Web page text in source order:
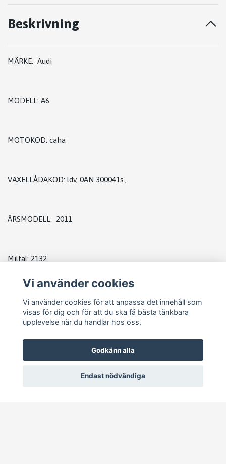
Beskrivning
MÄRKE: Audi
MODELL: A6
MOTOKOD: caha
VÄXELLÅDAKOD: ldv, 0AN 300041s.,
ÅRSMODELL: 2011
Miltal: 2132
Artikelnummer: 03L100036A
GARANTI: 3 månader
Vi använder cookies
Vi använder cookies för att anpassa det innehåll som
visas för dig och för att du ska få bästa tänkbara
upplevelse när du handlar hos oss.
Godkänn alla
Endast nödvändiga